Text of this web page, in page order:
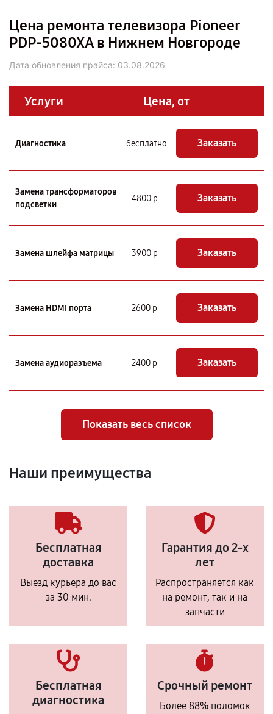
Цена ремонта телевизора Pioneer
PDP-5080XA в Нижнем Новгороде
Дата обновления прайса: 03.08.2026
Услуги Цена, от
Диагностика бесплатно Заказать
Замена трансформаторов
подсветки
4800 р Заказать
Замена шлейфа матрицы 3900 р Заказать
Замена HDMI порта 2600 р Заказать
Замена аудиоразъема 2400 р Заказать
Показать весь список
Наши преимущества
Бесплатная
доставка
Выезд курьера до вас
за 30 мин.
Гарантия до 2-х
лет
Распространяется как
на ремонт, так и на
запчасти
Бесплатная
диагностика
Срочный ремонт
Более 88% поломок